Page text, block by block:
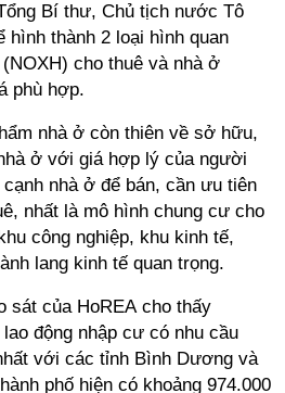
Bí thư, Chủ tịch nước Tô
hình thành 2 loại hình quan
cho thuê và nhà ở
phù hợp.
nhà ở còn thiên về sở hữu,
ở với giá hợp lý của người
nhà ở để bán, cần ưu tiên
nhất là mô hình chung cư cho
công nghiệp, khu kinh tế,
lang kinh tế quan trọng.
sát của HoREA cho thấy
động nhập cư có nhu cầu
với các tỉnh Bình Dương và
phố hiện có khoảng 974.000